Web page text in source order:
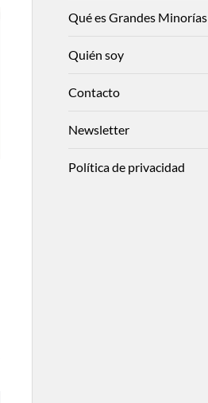
Qué es Grandes Minorías
Quién soy
Contacto
Newsletter
Política de privacidad